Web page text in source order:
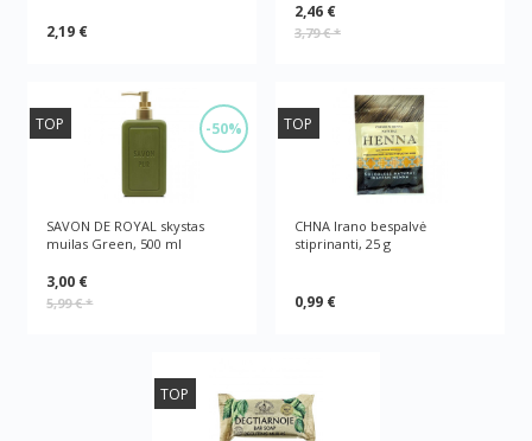
2,19 €
2,46 €
3,79 €*
-50%
TOP
SAVON DE ROYAL skystas
muilas Green, 500 ml
3,00 €
5,99 €*
TOP
CHNA Irano bespalvė
stiprinanti, 25 g
0,99 €
TOP